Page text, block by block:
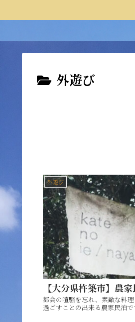
外遊び
外遊び
【大分県杵築市】農
都会の喧騒を忘れ、素敵な料
過ごすことの出来る農家民泊で